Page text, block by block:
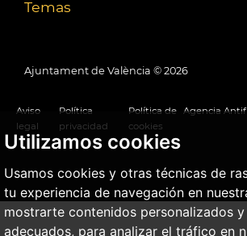
Utilizamos cookies
Usamos cookies y otras técnicas de
tu experiencia de navegación en
mostrarte contenidos personalizados y
adecuados, para analizar el tráfico en
Temas
Ajuntament de València © 2026
Aviso
legal
Política
privacidad
Política de
cookies
Agencia